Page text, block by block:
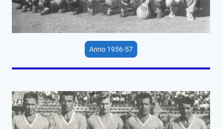
Anno 1956-57